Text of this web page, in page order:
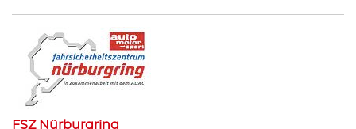
FSZ Nürburgring